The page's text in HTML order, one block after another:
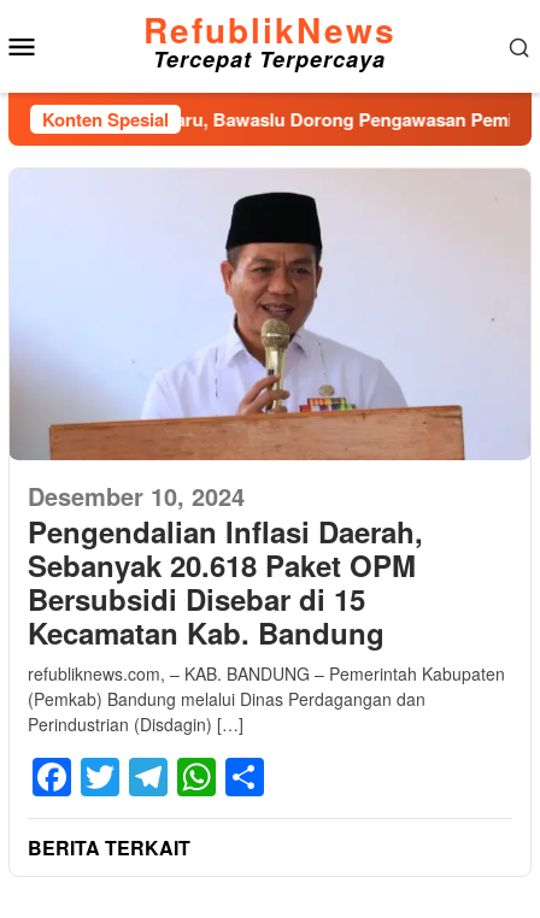
ke
konten
RefublikNews
Tercepat Terpercaya
Konten Spesial
Kekuatan Baru, Bawaslu Dorong Pengawasan Pemilu
Desember 10, 2024
Pengendalian Inflasi Daerah,
Sebanyak 20.618 Paket OPM
Bersubsidi Disebar di 15
Kecamatan Kab. Bandung
refubliknews.com, – KAB. BANDUNG – Pemerintah Kabupaten
(Pemkab) Bandung melalui Dinas Perdagangan dan
Perindustrian (Disdagin) […]
Facebook
Twitter
Telegram
WhatsApp
BERITA TERKAIT